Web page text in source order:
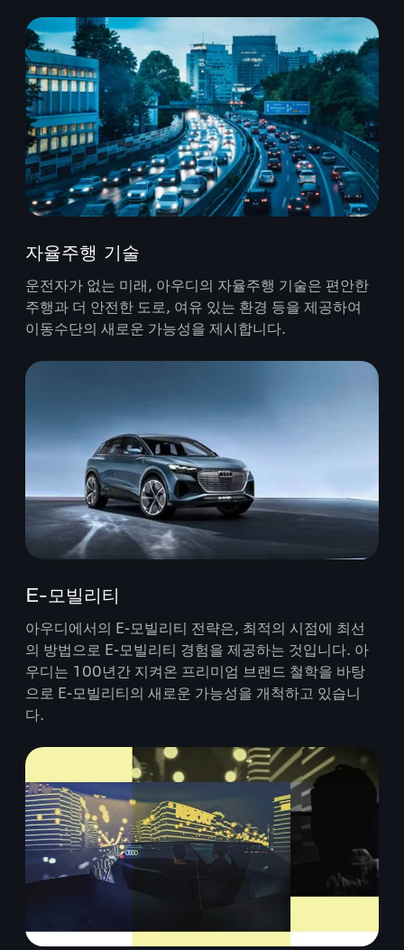
자율주행 기술
운전자가 없는 미래, 아우디의 자율주행 기술은 편안한
주행과 더 안전한 도로, 여유 있는 환경 등을 제공하여
이동수단의 새로운 가능성을 제시합니다.
E-모빌리티
아우디에서의 E-모빌리티 전략은, 최적의 시점에 최선
의 방법으로 E-모빌리티 경험을 제공하는 것입니다. 아
우디는 100년간 지켜온 프리미엄 브랜드 철학을 바탕
으로 E-모빌리티의 새로운 가능성을 개척하고 있습니
다.